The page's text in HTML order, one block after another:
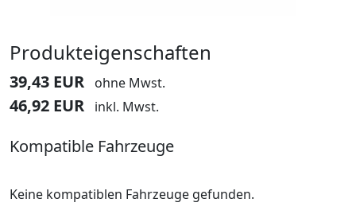
Produkteigenschaften
39,43 EUR ohne Mwst.
46,92 EUR inkl. Mwst.
Kompatible Fahrzeuge
Keine kompatiblen Fahrzeuge gefunden.